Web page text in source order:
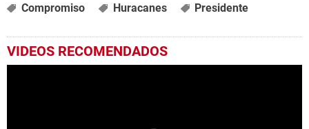
Compromiso Huracanes Presidente
VIDEOS RECOMENDADOS